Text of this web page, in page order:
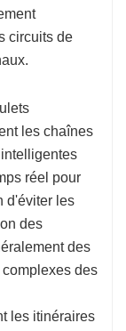
circuits de
les chaînes
réel pour
d'éviter les
des
des
des
les itinéraires